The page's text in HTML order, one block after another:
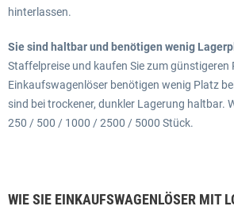
hinterlassen.
Sie sind haltbar und benötigen wenig
Staffelpreise und kaufen Sie zum günstigeren
Einkaufswagenlöser benötigen wenig Platz
sind bei trockener, dunkler Lagerung haltbar.
250 / 500 / 1000 / 2500 / 5000 Stück.
WIE SIE EINKAUFSWAGENLÖSER MIT